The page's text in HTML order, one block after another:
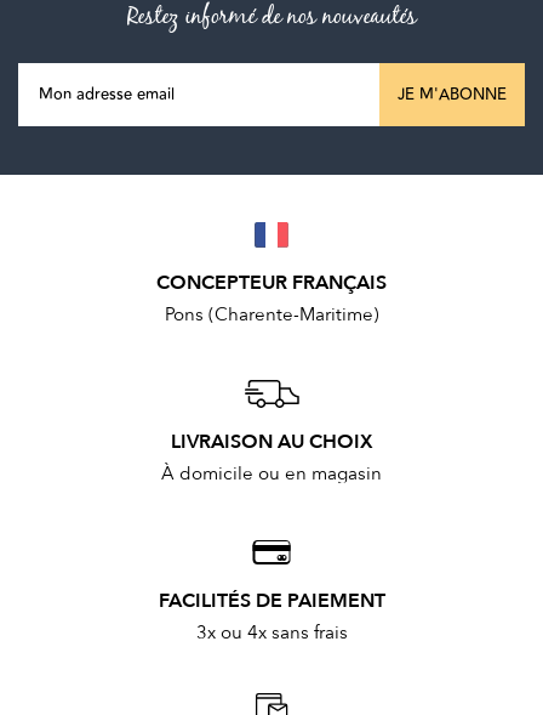
Restez informé de nos nouveautés
JE M'ABONNE
CONCEPTEUR FRANÇAIS
Pons (Charente-Maritime)
LIVRAISON AU CHOIX
À domicile ou en magasin
FACILITÉS DE PAIEMENT
3x ou 4x sans frais